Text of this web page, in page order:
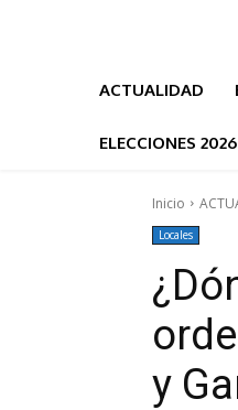
ACTUALIDAD
ELECCIONES 2026
Inicio
Locales
y